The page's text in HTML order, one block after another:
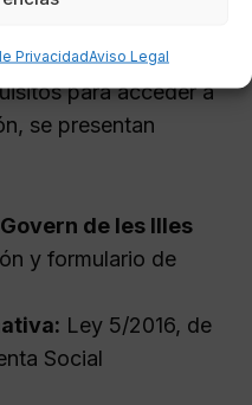
PrivacidadAviso Legal
de 13 de abril, que
para acceder a
se presentan
de les Illes
y formulario de
Ley 5/2016, de
Social